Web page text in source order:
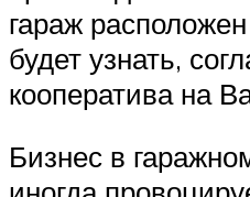
гараж
будет узнать,
кооператива на
Бизнес в